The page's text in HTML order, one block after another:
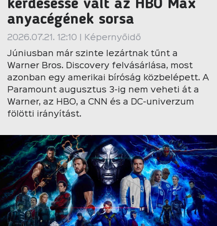
kérdésessé vált az HBO Max
anyacégének sorsa
2026.07.21. 12:10 | Képernyőidő
Júniusban már szinte lezártnak tűnt a
Warner Bros. Discovery felvásárlása, most
azonban egy amerikai bíróság közbelépett. A
Paramount augusztus 3-ig nem veheti át a
Warner, az HBO, a CNN és a DC-univerzum
fölötti irányítást.